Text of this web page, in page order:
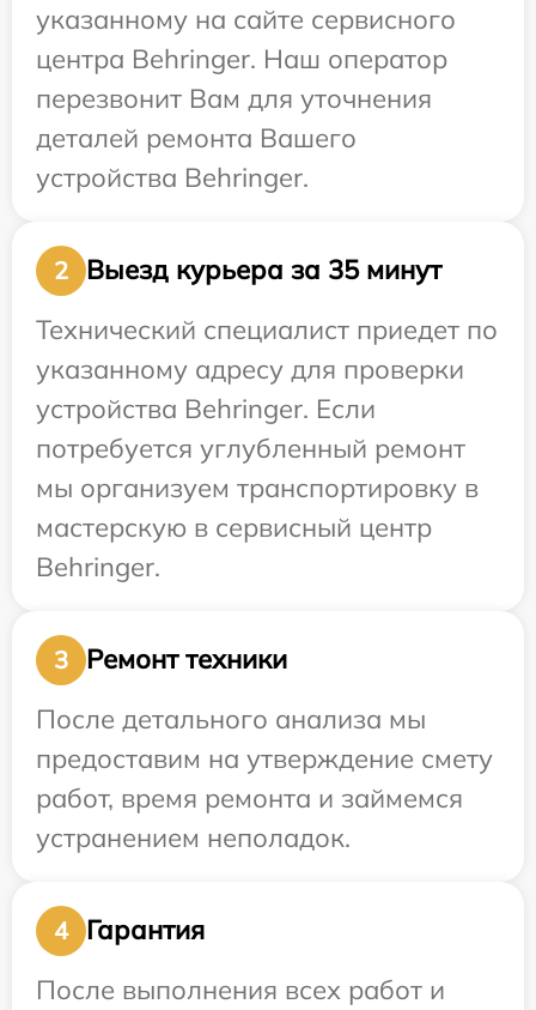
указанному на сайте сервисного
центра Behringer. Наш оператор
перезвонит Вам для уточнения
деталей ремонта Вашего
устройства Behringer.
2
Выезд курьера за 35 минут
Технический специалист приедет по
указанному адресу для проверки
устройства Behringer. Если
потребуется углубленный ремонт
мы организуем транспортировку в
мастерскую в сервисный центр
Behringer.
3
Ремонт техники
После детального анализа мы
предоставим на утверждение смету
работ, время ремонта и займемся
устранением неполадок.
4
Гарантия
После выполнения всех работ и